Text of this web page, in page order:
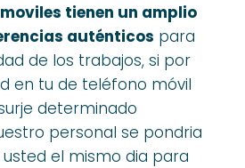
tienen un amplio
auténticos para
de los trabajos, si por
en tu de teléfono móvil
determinado
personal se pondria
el mismo dia para